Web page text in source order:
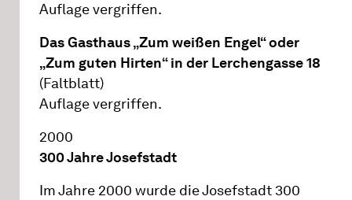
Auflage vergriffen.
Das Gasthaus „Zum weißen Engel“ oder
„Zum guten Hirten“ in der Lerchengasse 18
(Faltblatt)
Auflage vergriffen.
2000
300 Jahre Josefstadt
Im Jahre 2000 wurde die Josefstadt 300